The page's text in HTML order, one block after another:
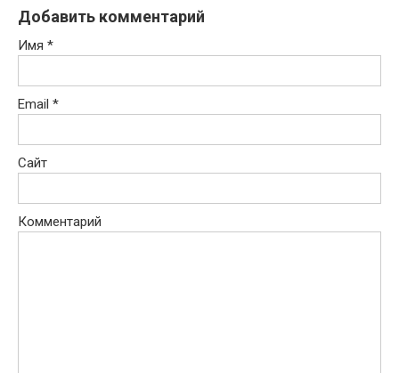
Добавить комментарий
Имя *
Email *
Сайт
Комментарий